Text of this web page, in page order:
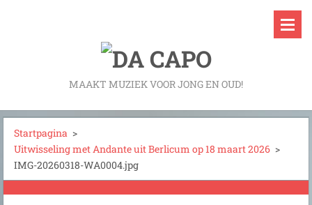
MAAKT MUZIEK VOOR JONG EN OUD!
Startpagina >
Uitwisseling met Andante uit Berlicum op 18 maart 2026 >
IMG-20260318-WA0004.jpg